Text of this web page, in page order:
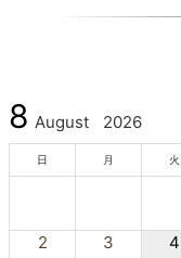
8 August 2026
日 月 火
2 3 4